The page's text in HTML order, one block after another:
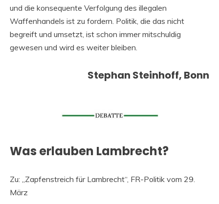
und die konsequente Verfolgung des illegalen
Waffenhandels ist zu fordern. Politik, die das nicht
begreift und umsetzt, ist schon immer mitschuldig
gewesen und wird es weiter bleiben.
Stephan Steinhoff, Bonn
Was erlauben Lambrecht?
Zu: „Zapfenstreich für Lambrecht“, FR-Politik vom 29.
März